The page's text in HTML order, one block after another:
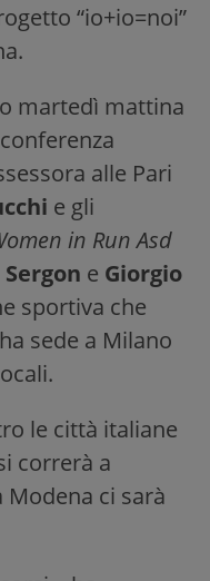
“io+io=noi”
martedì mattina
alle Pari
e gli
in Run Asd
e Giorgio
sportiva che
sede a Milano
le città italiane
correrà a
ci sarà